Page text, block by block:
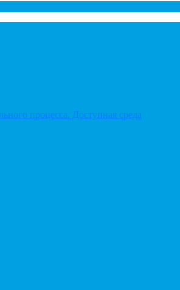
процесса. Доступная среда